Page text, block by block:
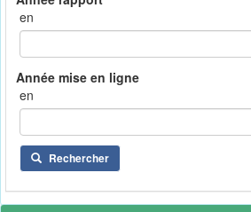
en
en
Rechercher